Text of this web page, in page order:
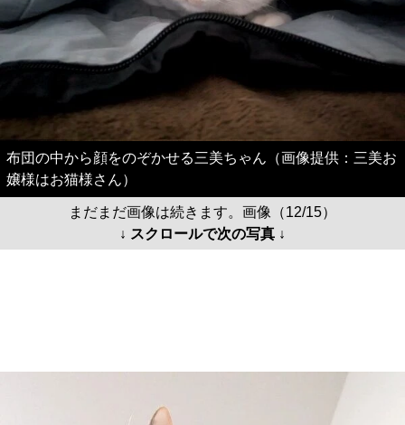
布団の中から顔をのぞかせる三美ちゃん（画像提供：三美お
嬢様はお猫様さん）
まだまだ画像は続きます。画像（12/15）
↓ スクロールで次の写真 ↓